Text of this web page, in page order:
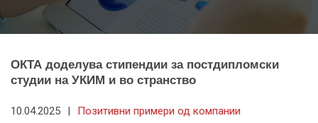
ОКТА доделува стипендии за постдипломски
студии на УКИМ и во странство
10.04.2025 | Позитивни примери од компании